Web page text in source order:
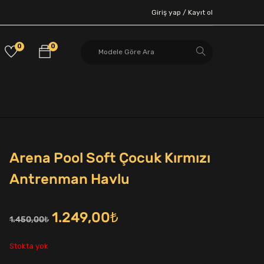
Giriş yap / Kayıt ol
0
0
Arena Pool Soft Çocuk Kırmızı
Antrenman Havlu
1.450,00₺ Orijinal
1.249,00₺Şu
Stokta yok